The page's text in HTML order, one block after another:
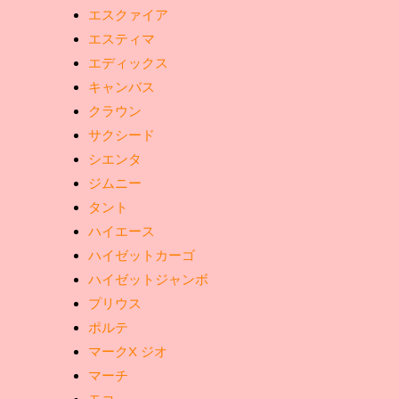
エスクァイア
エスティマ
エディックス
キャンバス
クラウン
サクシード
シエンタ
ジムニー
タント
ハイエース
ハイゼットカーゴ
ハイゼットジャンボ
プリウス
ポルテ
マークX ジオ
マーチ